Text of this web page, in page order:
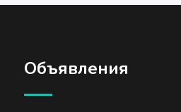
Объявления